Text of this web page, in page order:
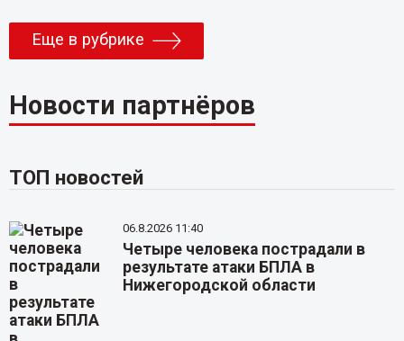
Еще в рубрике
Новости партнёров
ТОП новостей
06.8.2026 11:40
Четыре человека пострадали в
результате атаки БПЛА в
Нижегородской области